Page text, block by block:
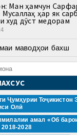
Ман ҳамчун
ҳар як
худ дӯст медорам
маводҳои бахш
Ҷумҳурии Тоҷикистон
Олӣ
амал «Об
2028